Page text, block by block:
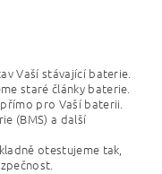
Vaší stávající baterie.
staré články baterie.
pro Vaší baterii.
(BMS) a další
otestujeme tak,